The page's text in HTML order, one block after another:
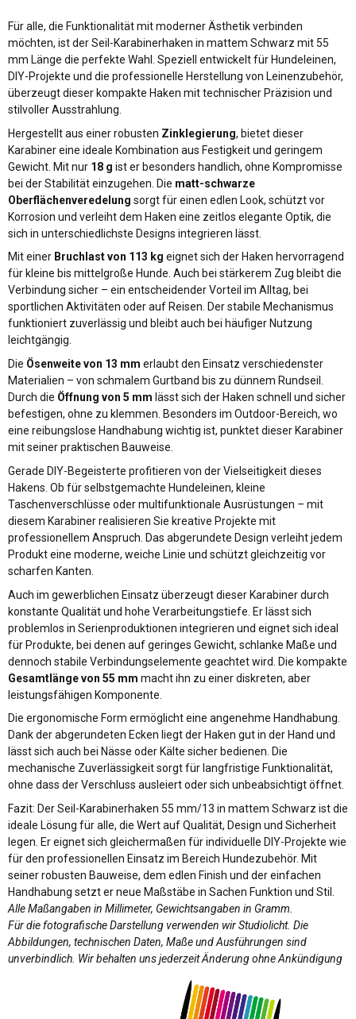
Für alle, die Funktionalität mit moderner Ästhetik verbinden
möchten, ist der Seil-Karabinerhaken in mattem Schwarz mit 55
mm Länge die perfekte Wahl. Speziell entwickelt für Hundeleinen,
DIY-Projekte und die professionelle Herstellung von Leinenzubehör,
überzeugt dieser kompakte Haken mit technischer Präzision und
stilvoller Ausstrahlung.
Hergestellt aus einer robusten Zinklegierung, bietet dieser
Karabiner eine ideale Kombination aus Festigkeit und geringem
Gewicht. Mit nur 18 g ist er besonders handlich, ohne Kompromisse
bei der Stabilität einzugehen. Die matt-schwarze
Oberflächenveredelung sorgt für einen edlen Look, schützt vor
Korrosion und verleiht dem Haken eine zeitlos elegante Optik, die
sich in unterschiedlichste Designs integrieren lässt.
Mit einer Bruchlast von 113 kg eignet sich der Haken hervorragend
für kleine bis mittelgroße Hunde. Auch bei stärkerem Zug bleibt die
Verbindung sicher – ein entscheidender Vorteil im Alltag, bei
sportlichen Aktivitäten oder auf Reisen. Der stabile Mechanismus
funktioniert zuverlässig und bleibt auch bei häufiger Nutzung
leichtgängig.
Die Ösenweite von 13 mm erlaubt den Einsatz verschiedenster
Materialien – von schmalem Gurtband bis zu dünnem Rundseil.
Durch die Öffnung von 5 mm lässt sich der Haken schnell und sicher
befestigen, ohne zu klemmen. Besonders im Outdoor-Bereich, wo
eine reibungslose Handhabung wichtig ist, punktet dieser Karabiner
mit seiner praktischen Bauweise.
Gerade DIY-Begeisterte profitieren von der Vielseitigkeit dieses
Hakens. Ob für selbstgemachte Hundeleinen, kleine
Taschenverschlüsse oder multifunktionale Ausrüstungen – mit
diesem Karabiner realisieren Sie kreative Projekte mit
professionellem Anspruch. Das abgerundete Design verleiht jedem
Produkt eine moderne, weiche Linie und schützt gleichzeitig vor
scharfen Kanten.
Auch im gewerblichen Einsatz überzeugt dieser Karabiner durch
konstante Qualität und hohe Verarbeitungstiefe. Er lässt sich
problemlos in Serienproduktionen integrieren und eignet sich ideal
für Produkte, bei denen auf geringes Gewicht, schlanke Maße und
dennoch stabile Verbindungselemente geachtet wird. Die kompakte
Gesamtlänge von 55 mm macht ihn zu einer diskreten, aber
leistungsfähigen Komponente.
Die ergonomische Form ermöglicht eine angenehme Handhabung.
Dank der abgerundeten Ecken liegt der Haken gut in der Hand und
lässt sich auch bei Nässe oder Kälte sicher bedienen. Die
mechanische Zuverlässigkeit sorgt für langfristige Funktionalität,
ohne dass der Verschluss ausleiert oder sich unbeabsichtigt öffnet.
Fazit: Der Seil-Karabinerhaken 55 mm/13 in mattem Schwarz ist die
ideale Lösung für alle, die Wert auf Qualität, Design und Sicherheit
legen. Er eignet sich gleichermaßen für individuelle DIY-Projekte wie
für den professionellen Einsatz im Bereich Hundezubehör. Mit
seiner robusten Bauweise, dem edlen Finish und der einfachen
Handhabung setzt er neue Maßstäbe in Sachen Funktion und Stil.
Alle Maßangaben in Millimeter, Gewichtsangaben in Gramm.
Für die fotografische Darstellung verwenden wir Studiolicht. Die
Abbildungen, technischen Daten, Maße und Ausführungen sind
unverbindlich. Wir behalten uns jederzeit Änderung ohne Ankündigung